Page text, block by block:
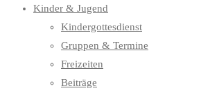
Kinder & Jugend
Kindergottesdienst
Gruppen & Termine
Freizeiten
Beiträge